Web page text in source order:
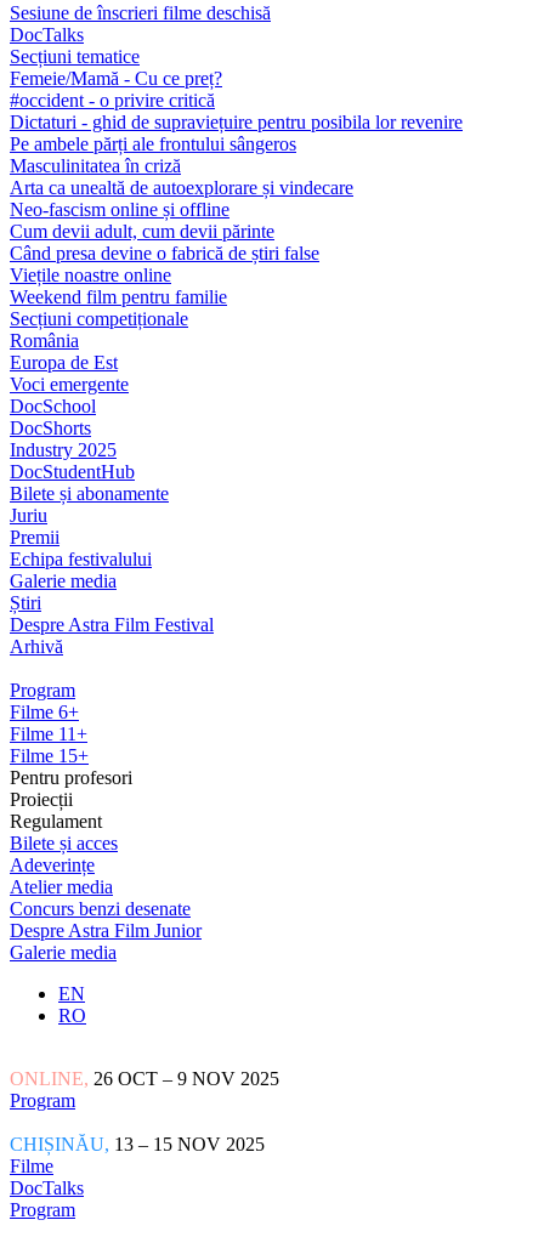
Sesiune de înscrieri filme deschisă
DocTalks
Secțiuni tematice
Femeie/Mamă - Cu ce preț?
#occident - o privire critică
Dictaturi - ghid de supraviețuire pentru posibila lor revenire
Pe ambele părți ale frontului sângeros
Masculinitatea în criză
Arta ca unealtă de autoexplorare și vindecare
Neo-fascism online și offline
Cum devii adult, cum devii părinte
Când presa devine o fabrică de știri false
Viețile noastre online
Weekend film pentru familie
Secțiuni competiționale
România
Europa de Est
Voci emergente
DocSchool
DocShorts
Industry 2025
DocStudentHub
Bilete și abonamente
Juriu
Premii
Echipa festivalului
Galerie media
Știri
Despre Astra Film Festival
Arhivă
Program
Filme 6+
Filme 11+
Filme 15+
Pentru profesori
Proiecții
Regulament
Bilete și acces
Adeverințe
Atelier media
Concurs benzi desenate
Despre Astra Film Junior
Galerie media
EN
RO
ONLINE, 26 OCT – 9 NOV 2025
Program
CHIȘINĂU, 13 – 15 NOV 2025
Filme
DocTalks
Program